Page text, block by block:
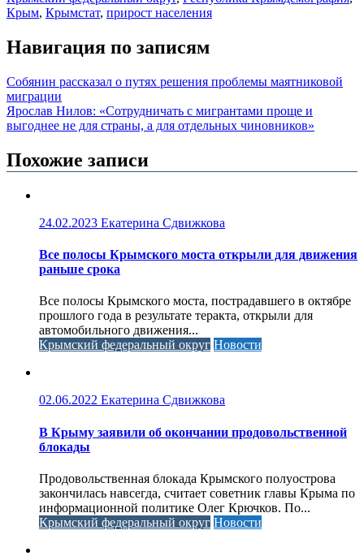
Крым, Крымстат, прирост населения
Навигация по записям
Собянин рассказал о путях решения проблемы маятниковой
миграции
Ярослав Нилов: «Сотрудничать с мигрантами проще и
выгоднее не для страны, а для отдельных чиновников»
Похожие записи
24.02.2023 Екатерина Сдвижкова
Все полосы Крымского моста открыли для движения
раньше срока
Все полосы Крымского моста, пострадавшего в октябре
прошлого года в результате теракта, открыли для
автомобильного движения...
Крымский федеральный округ Новости
02.06.2022 Екатерина Сдвижкова
В Крыму заявили об окончании продовольственной
блокады
Продовольственная блокада Крымского полуострова
закончилась навсегда, считает советник главы Крыма по
информационной политике Олег Крючков. По...
Крымский федеральный округ Новости